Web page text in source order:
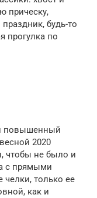
прическу,
будь-то
прогулка по
повышенный
2020
чтобы не было и
с прямыми
только ее
как и